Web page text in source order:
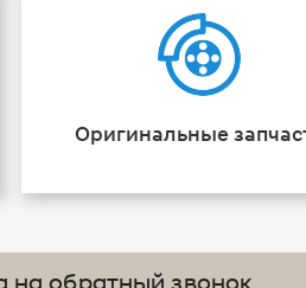
Оригинальные